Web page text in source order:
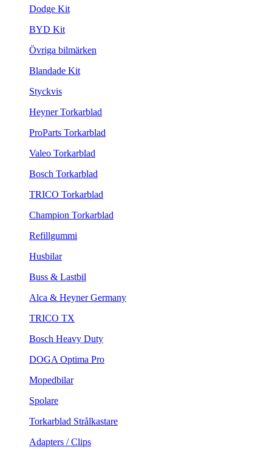
Dodge Kit
BYD Kit
Övriga bilmärken
Blandade Kit
Styckvis
Heyner Torkarblad
ProParts Torkarblad
Valeo Torkarblad
Bosch Torkarblad
TRICO Torkarblad
Champion Torkarblad
Refillgummi
Husbilar
Buss & Lastbil
Alca & Heyner Germany
TRICO TX
Bosch Heavy Duty
DOGA Optima Pro
Mopedbilar
Spolare
Torkarblad Strålkastare
Adapters / Clips